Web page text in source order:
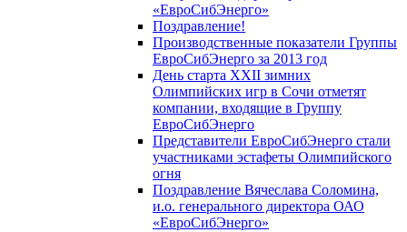
«ЕвроСибЭнерго»
Поздравление!
Производственные показатели Группы
ЕвроСибЭнерго за 2013 год
День старта XXII зимних
Олимпийских игр в Сочи отметят
компании, входящие в Группу
ЕвроСибЭнерго
Представители ЕвроСибЭнерго стали
участниками эстафеты Олимпийского
огня
Поздравление Вячеслава Соломина,
и.о. генерального директора ОАО
«ЕвроСибЭнерго»